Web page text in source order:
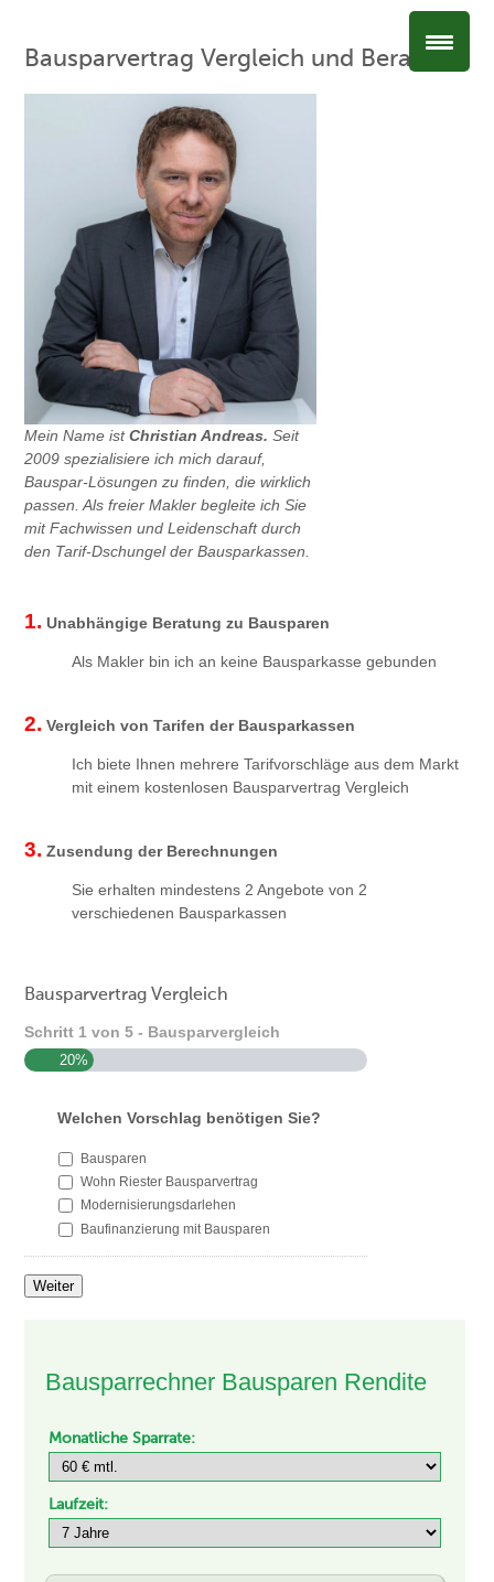
Bausparvertrag Vergleich und Beratung
Mein Name istChristian Andreas.Seit
2009 spezialisiere ich mich darauf,
Bauspar-Lösungen zu finden, die wirklich
passen. Als freier Makler begleite ich Sie
mit Fachwissen und Leidenschaft durch
den Tarif-Dschungel der Bausparkassen.
1. Unabhängige Beratung zu Bausparen
Als Makler bin ich an keine Bausparkasse gebunden
2. Vergleich von Tarifen der Bausparkassen
Ich biete Ihnen mehrere Tarifvorschläge aus dem Markt
mit einem kostenlosen Bausparvertrag Vergleich
3. Zusendung der Berechnungen
Sie erhalten mindestens 2 Angebote von 2
verschiedenen Bausparkassen
Bausparvertrag Vergleich
Schritt 1 von5 - Bausparvergleich
20%
Welchen Vorschlag benötigen Sie?
Bausparen
Wohn Riester Bausparvertrag
Modernisierungsdarlehen
Baufinanzierung mit Bausparen
Weiter
Bausparrechner Bausparen Rendite
Monatliche Sparrate:
Laufzeit: